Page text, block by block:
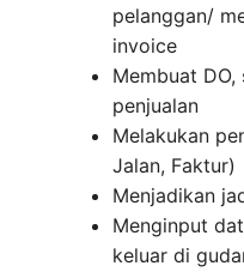
pelanggan/
invoice
Membuat
penjualan
Melakukan
Jalan, Faktur)
Menjadikan
Menginput
keluar di